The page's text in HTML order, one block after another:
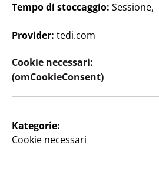
54 articolo
Tempo di stoccaggio: Sessione,
Provider: tedi.com
Cookie necessari:
(omCookieConsent)
Kategorie:
Cookie necessari